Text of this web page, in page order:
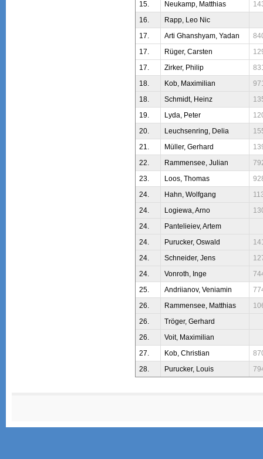
15.
Neukamp, Matthias
16.
Rapp, Leo Nic
17.
Arti Ghanshyam, Yadan
17.
Rüger, Carsten
17.
Zirker, Philip
18.
Kob, Maximilian
18.
Schmidt, Heinz
19.
Lyda, Peter
20.
Leuchsenring, Delia
21.
Müller, Gerhard
22.
Rammensee, Julian
23.
Loos, Thomas
24.
Hahn, Wolfgang
24.
Logiewa, Arno
24.
Pantelieiev, Artem
24.
Purucker, Oswald
24.
Schneider, Jens
24.
Vonroth, Inge
25.
Andriianov, Veniamin
26.
Rammensee, Matthias
26.
Tröger, Gerhard
26.
Voit, Maximilian
27.
Kob, Christian
28.
Purucker, Louis